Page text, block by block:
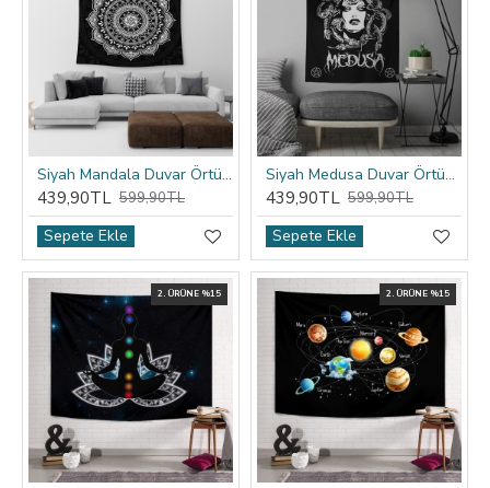
Siyah Mandala Duvar Örtüsü
439,90TL 599,90TL
Sepete Ekle
Siyah Medusa Duvar Örtüsü
439,90TL 599,90TL
Sepete Ekle
2. ÜRÜNE %15 2. ÜRÜNE %15